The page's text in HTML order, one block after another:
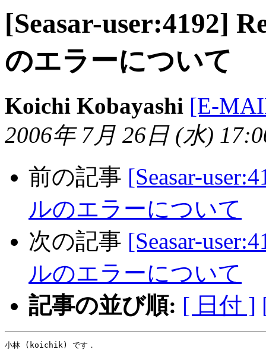
[Seasar-user:4192]
のエラーについて
Koichi Kobayashi [E-
2006年 7月 26日 (水)
前の記事 [Seasar-
ルのエラーについて
次の記事 [Seasar-
ルのエラーについて
記事の並び順: [ 日付 ]
小林 (koichik) です．